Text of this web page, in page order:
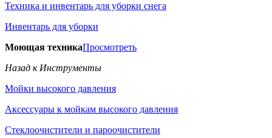
Техника и инвентарь для уборки снега
Инвентарь для уборки
Моющая техникаПросмотреть
Назад к Инструменты
Мойки высокого давления
Аксессуары к мойкам высокого давления
Стеклоочистители и пароочистители